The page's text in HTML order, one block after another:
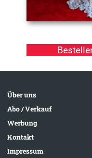
Über uns
Abo / Verkauf
Werbung
Kontakt
Impressum